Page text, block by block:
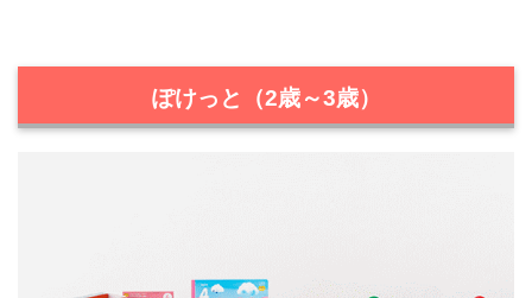
ぽけっと（2歳～3歳）